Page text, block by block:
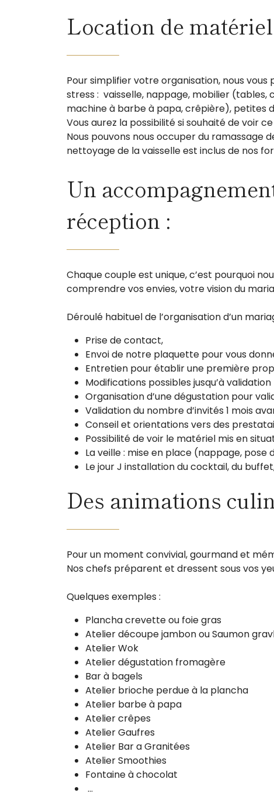
Location de
Pour simplifier votre organisation, nous
stress : vaisselle, nappage, mobilier
machine à barbe à papa, crêpière), petites
Vous aurez la possibilité si souhaité de voir
Nous pouvons nous occuper du ramassage
nettoyage de la vaisselle est inclus de nos
Un
réception :
Chaque couple est unique, c’est pourquoi
comprendre vos envies, votre vision du
Déroulé habituel de l’organisation d’un
Prise de contact,
Envoi de notre plaquette pour vous
Entretien pour établir une première
Modifications possibles jusqu’à validation
Organisation d’une dégustation pour
Validation du nombre d’invités 1 mois
Conseil et orientations vers des
Possibilité de voir le matériel mis en
La veille : mise en place (nappage,
Le jour J installation du cocktail, du
Des animations
Pour un moment convivial, gourmand et
Nos chefs préparent et dressent sous vos
Quelques exemples :
Plancha crevette ou foie gras
Atelier découpe jambon ou Saumon
Atelier Wok
Atelier dégustation fromagère
Bar à bagels
Atelier brioche perdue à la plancha
Atelier barbe à papa
Atelier crêpes
Atelier Gaufres
Atelier Bar a Granitées
Atelier Smoothies
Fontaine à chocolat
…